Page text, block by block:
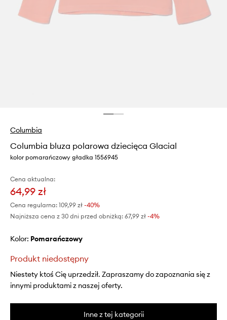
Columbia
Columbia bluza polarowa dziecięca Glacial
kolor pomarańczowy gładka 1556945
Cena aktualna:
64,99 zł
Cena regularna: 109,99 zł -40%
Najniższa cena z 30 dni przed obniżką: 67,99 zł -4%
Kolor: pomarańczowy
Produkt niedostępny
Niestety ktoś Cię uprzedził. Zapraszamy do zapoznania się z
innymi produktami z naszej oferty.
Inne z tej kategorii